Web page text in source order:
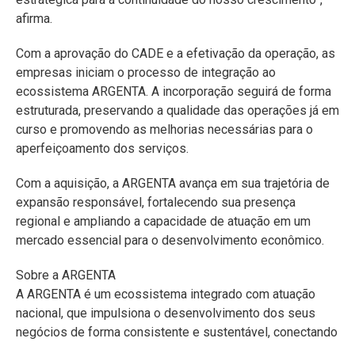
afirma.
Com a aprovação do CADE e a efetivação da operação, as
empresas iniciam o processo de integração ao
ecossistema ARGENTA. A incorporação seguirá de forma
estruturada, preservando a qualidade das operações já em
curso e promovendo as melhorias necessárias para o
aperfeiçoamento dos serviços.
Com a aquisição, a ARGENTA avança em sua trajetória de
expansão responsável, fortalecendo sua presença
regional e ampliando a capacidade de atuação em um
mercado essencial para o desenvolvimento econômico.
Sobre a ARGENTA
A ARGENTA é um ecossistema integrado com atuação
nacional, que impulsiona o desenvolvimento dos seus
negócios de forma consistente e sustentável, conectando